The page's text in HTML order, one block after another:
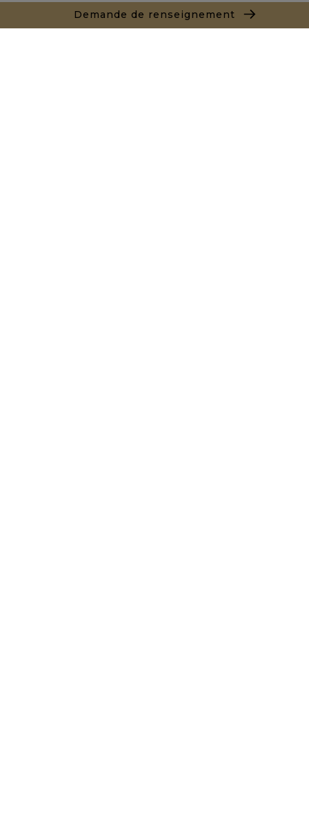
Demande de renseignement
Agence Marrakech
Local n° 3, Hivernage, Angle Av. Moulay El Hassan